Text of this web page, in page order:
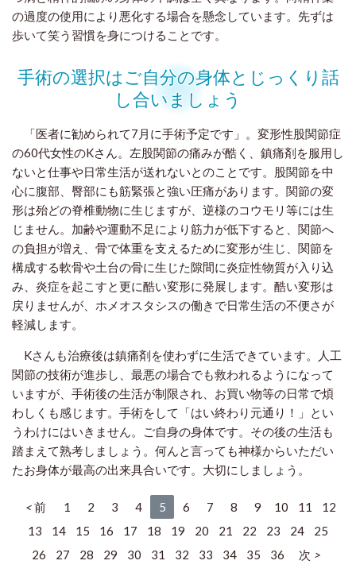
の過度の使用により悪化する場合を懸念しています。先ずは
歩いて笑う習慣を身につけることです。
手術の選択はご自分の身体とじっくり話
し合いましょう
「医者に勧められて7月に手術予定です」。変形性股関節症
の60代女性のKさん。左股関節の痛みが酷く、鎮痛剤を服用し
ないと仕事や日常生活が送れないとのことです。股関節を中
心に腹部、臀部にも筋緊張と強い圧痛があります。関節の変
形は殆どの脊椎動物に生じますが、逆様のコウモリ等には生
じません。加齢や運動不足により筋力が低下すると、関節へ
の負担が増え、骨で体重を支えるために変形が生じ、関節を
構成する軟骨や土台の骨に生じた隙間に炎症性物質が入り込
み、炎症を起こすと更に酷い変形に発展します。酷い変形は
戻りませんが、ホメオスタシスの働きで日常生活の不便さが
軽減します。
Kさんも治療後は鎮痛剤を使わずに生活できています。人工
関節の技術が進歩し、最悪の場合でも救われるようになって
いますが、手術後の生活が制限され、お買い物等の日常で煩
わしくも感じます。手術をして「はい終わり元通り！」とい
うわけにはいきません。ご自身の身体です。その後の生活も
踏まえて熟考しましょう。何んと言っても神様からいただい
たお身体が最高の出来具合いです。大切にしましょう。
前 1 2 3 4 5 6 7 8 9 10 11
12
13
14 15 16 17 18 19 20 21 22 23 24
25
26
27 28 29 30 31 32 33 34 35 36 次